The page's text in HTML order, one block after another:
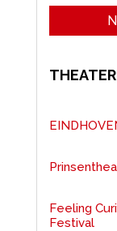
Feeling
Festival